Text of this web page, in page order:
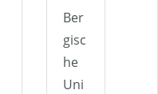
Ber
gisc
he
Uni